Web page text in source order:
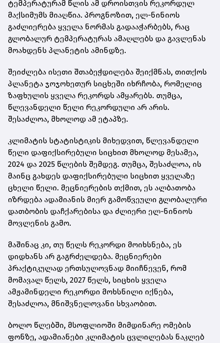
ტემპერატურამ წლის ამ დროისთვის რეკორდულ
მაქსიმუმს მიაღწია. პროგნოზით, ელ-ნინიოს
გაძლიერება ყველა ნორმას გადააჭარბებს, რაც
გლობალურ ტემპერატურას ამაღლებს და გავლენას
მოახდენს პლანეტის ამინდზე.
შეიძლება ისეთი შთაბეჭდილება შეიქმნას, თითქოს
პლანეტა ჯოჯოხეთურ სიცხეში იხრჩობა, რომელიც
ზაფხულის ყველა რეკორდს ამყარებს. თუმცა,
წლევანდელი წელი რეკორდული არ არის.
შესაძლოა, მხოლოდ ამ ეტაპზე.
კლიმატის სტატისტიკის მიხედვით, წლევანდელი
წელი დაფიქსირებული სიცხით მხოლოდ მესამეა,
2024 და 2025 წლების შემდეგ. თუმცა, შესაძლოა, ის
მაინც გახდეს დაფიქსირებული სიცხით ყველაზე
ცხელი წელი. მეცნიერების თქმით, ეს ალბათობა
იზრდება ადამიანის მიერ გამოწვეული გლობალური
დათბობის დაჩქარებისა და ძლიერი ელ-ნინიოს
მოვლენის გამო.
მაშინაც კი, თუ წელს რეკორდი მოიხსნება, ეს
დიდხანს არ გაგრძელდება. მეცნიერები
პრაქტიკულად ერთსულოვნად მიიჩნევენ, რომ
მომავალ წელს, 2027 წელს, სიცხის ყველა
ამჟამინდელი რეკორდი მოხსნილი იქნება,
შესაძლოა, მნიშვნელოვანი სხვაობით.
ბოლო წლებში, მსოფლიოში მიმდინარე ომების
ფონზე, ადამიანები კლიმატის ცვლილებას ნაკლებ